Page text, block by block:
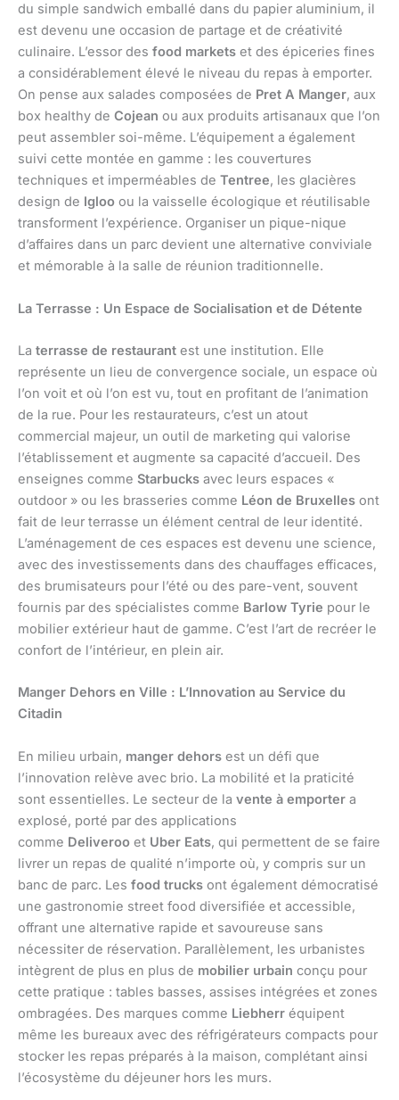
du simple sandwich emballé dans du papier aluminium, il
est devenu une occasion de partage et de créativité
culinaire. L’essor des food markets et des épiceries fines
a considérablement élevé le niveau du repas à emporter.
On pense aux salades composées de Pret A Manger, aux
box healthy de Cojean ou aux produits artisanaux que l’on
peut assembler soi-même. L’équipement a également
suivi cette montée en gamme : les couvertures
techniques et imperméables de Tentree, les glacières
design de Igloo ou la vaisselle écologique et réutilisable
transforment l’expérience. Organiser un pique-nique
d’affaires dans un parc devient une alternative conviviale
et mémorable à la salle de réunion traditionnelle.
La Terrasse : Un Espace de Socialisation et de Détente
La terrasse de restaurant est une institution. Elle
représente un lieu de convergence sociale, un espace où
l’on voit et où l’on est vu, tout en profitant de l’animation
de la rue. Pour les restaurateurs, c’est un atout
commercial majeur, un outil de marketing qui valorise
l’établissement et augmente sa capacité d’accueil. Des
enseignes comme Starbucks avec leurs espaces «
outdoor » ou les brasseries comme Léon de Bruxelles ont
fait de leur terrasse un élément central de leur identité.
L’aménagement de ces espaces est devenu une science,
avec des investissements dans des chauffages efficaces,
des brumisateurs pour l’été ou des pare-vent, souvent
fournis par des spécialistes comme Barlow Tyrie pour le
mobilier extérieur haut de gamme. C’est l’art de recréer le
confort de l’intérieur, en plein air.
Manger Dehors en Ville : L’Innovation au Service du
Citadin
En milieu urbain, manger dehors est un défi que
l’innovation relève avec brio. La mobilité et la praticité
sont essentielles. Le secteur de la vente à emporter a
explosé, porté par des applications
comme Deliveroo et Uber Eats, qui permettent de se faire
livrer un repas de qualité n’importe où, y compris sur un
banc de parc. Les food trucks ont également démocratisé
une gastronomie street food diversifiée et accessible,
offrant une alternative rapide et savoureuse sans
nécessiter de réservation. Parallèlement, les urbanistes
intègrent de plus en plus de mobilier urbain conçu pour
cette pratique : tables basses, assises intégrées et zones
ombragées. Des marques comme Liebherr équipent
même les bureaux avec des réfrigérateurs compacts pour
stocker les repas préparés à la maison, complétant ainsi
l’écosystème du déjeuner hors les murs.